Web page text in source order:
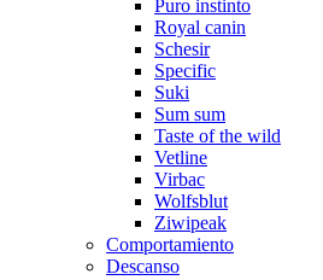
Puro instinto
Royal canin
Schesir
Specific
Suki
Sum sum
Taste of the wild
Vetline
Virbac
Wolfsblut
Ziwipeak
Comportamiento
Descanso